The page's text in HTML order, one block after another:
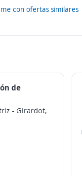
con ofertas similares
de
- Girardot,